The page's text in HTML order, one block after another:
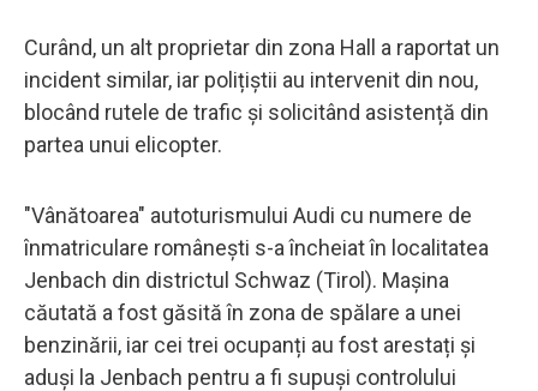
Curând, un alt proprietar din zona Hall a raportat un
incident similar, iar polițiștii au intervenit din nou,
blocând rutele de trafic și solicitând asistență din
partea unui elicopter.
"Vânătoarea" autoturismului Audi cu numere de
înmatriculare românești s-a încheiat în localitatea
Jenbach din districtul Schwaz (Tirol). Mașina
căutată a fost găsită în zona de spălare a unei
benzinării, iar cei trei ocupanți au fost arestați și
aduși la Jenbach pentru a fi supuși controlului